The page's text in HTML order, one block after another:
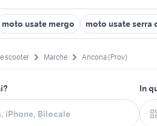
moto usate mergo moto usate serra
scooter Marche Ancona (Prov)
In